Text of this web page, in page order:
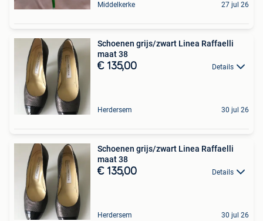
Middelkerke 27 jul 26
Schoenen grijs/zwart Linea Raffaelli
maat 38
€ 135,00 Details
Herdersem 30 jul 26
Schoenen grijs/zwart Linea Raffaelli
maat 38
€ 135,00 Details
Herdersem 30 jul 26